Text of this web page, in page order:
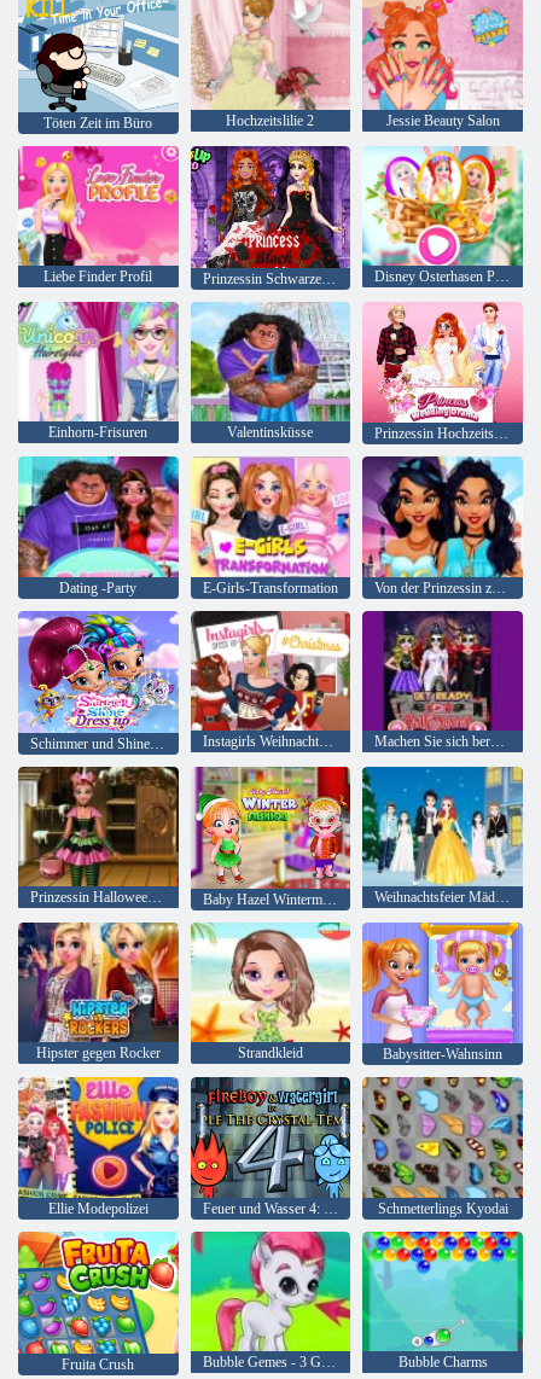
Töten Zeit im Büro Hochzeitslilie 2 Jessie Beauty Salon
Liebe Finder Profil Prinzessin Schwarzes Hochzeitskleid Disney Osterhasen Party
Einhorn-Frisuren Valentinsküsse Prinzessin Hochzeitsdrama
Dating -Party E-Girls-Transformation Von der Prinzessin zum Influencer
Instagirls Weihnachtskleid Machen Sie sich bereit für Halloween
Prinzessin Halloween Party Baby Hazel Wintermode Weihnachtsfeier Mädchen
Hipster gegen Rocker Strandkleid Babysitter-Wahnsinn
Ellie Modepolizei Feuer und Wasser 4: Kristalltempel Schmetterlings Kyodai
Fruita Crush Bubble Gemes - 3 Gewinnt Bubble Charms